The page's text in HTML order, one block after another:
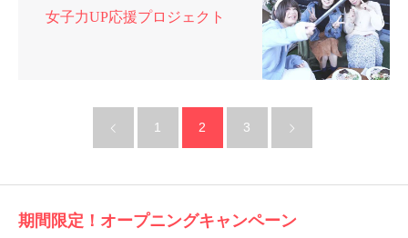
女子力UP応援プロジェクト
1 2 3
期間限定！オープニングキャンペーン